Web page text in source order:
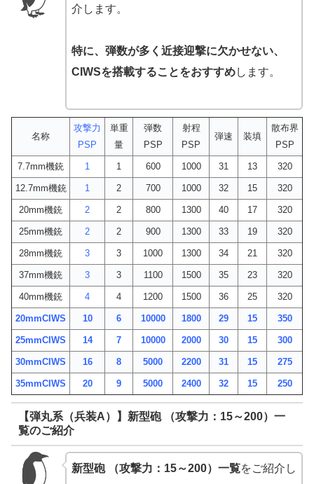
介します。
特に、弾数が多く近接迎撃に欠かせない、
CIWSを搭載することをおすすめします。
名称
攻撃力
PSP
単重
量
弾数
PSP
射程
PSP
弾速 装填
散布界
PSP
7.7mm機銃 1 1 600 1000 31 13 320
12.7mm機銃 1 2 700 1000 32 15 320
20mm機銃 2 2 800 1300 40 17 320
25mm機銃 2 2 900 1300 33 19 320
28mm機銃 3 3 1000 1300 34 21 320
37mm機銃 3 3 1100 1500 35 23 320
40mm機銃 4 4 1200 1500 36 25 320
20mmCIWS 10 6 10000 1800 29 15 350
25mmCIWS 14 7 10000 2000 30 15 300
30mmCIWS 16 8 5000 2200 31 15 275
35mmCIWS 20 9 5000 2400 32 15 250
【弾丸系（兵装A）】新型砲 （攻撃力：15～200）一
覧のご紹介
新型砲 （攻撃力：15～200）一覧をご紹介し